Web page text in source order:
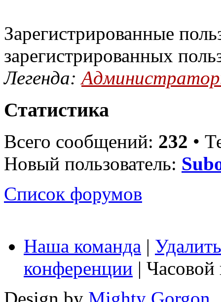
Зарегистрированные
зарегистрированных
Легенда:
Статистика
Всего сообщений: 232 •
Новый пользователь:
Список форумов
Наша команда |
конференции |